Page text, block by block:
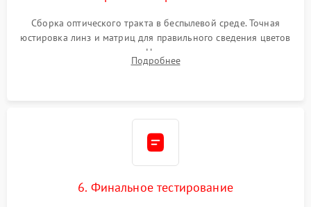
Сборка оптического тракта в беспылевой среде. Точная
юстировка линз и матриц для правильного сведения цветов
и устранения размытия. Надежное подключение всех
шлейфов, установка датчиков и закрытие корпуса
Подробнее
6. Финальное тестирование